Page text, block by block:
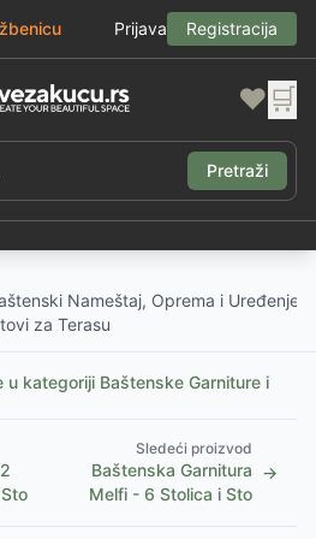
Prijava Registracija
❤️ 🛒
Pretraži
Nameštaj, Oprema i Uređenje
za Terasu
u kategoriji Baštenske Garniture i
Sledeći proizvod
Baštenska Garnitura
Melfi - 6 Stolica i Sto
→